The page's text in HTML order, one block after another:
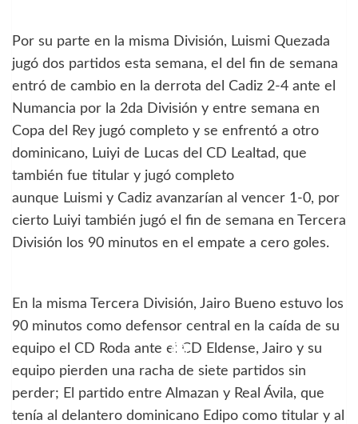
Por su parte en la misma División, Luismi Quezada
jugó dos partidos esta semana, el del fin de semana
entró de cambio en la derrota del Cadiz 2-4 ante el
Numancia por la 2da División y entre semana en
Copa del Rey jugó completo y se enfrentó a otro
dominicano, Luiyi de Lucas del CD Lealtad, que
también fue titular y jugó completo
aunque Luismi y Cadiz avanzarían al vencer 1-0, por
cierto Luiyi también jugó el fin de semana en Tercera
División los 90 minutos en el empate a cero goles.
En la misma Tercera División, Jairo Bueno estuvo los
90 minutos como defensor central en la caída de su
equipo el CD Roda ante el CD Eldense, Jairo y su
equipo pierden una racha de siete partidos sin
perder; El partido entre Almazan y Real Ávila, que
tenía al delantero dominicano Edipo como titular y al